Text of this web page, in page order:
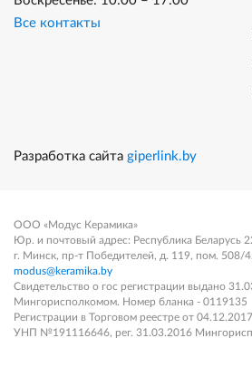
Все контакты
Разработка сайта giperlink.by
ООО «Модус Керамика»
Юр. и почтовый адрес: Республика Беларусь
г. Минск, пр-т Победителей, д. 119, пом. 508/4.
modus@keramika.by
Свидетельство о гос регистрации выдано
Мингорисполкомом. Номер бланка - 0119135
Регистрации в Торговом реестре от 04.12.2017
УНП №191116646, рег. 31.03.2016